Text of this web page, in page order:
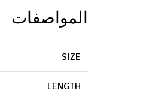
المواصفات
SIZE
LENGTH